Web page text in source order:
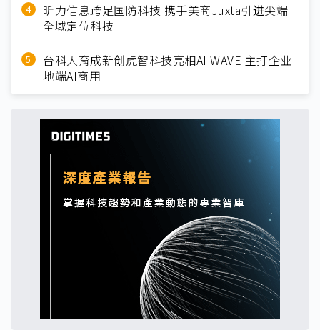
昕力信息跨足国防科技 携手美商Juxta引进尖端
全域定位科技
台科大育成新创虎智科技亮相AI WAVE 主打企业
地端AI商用